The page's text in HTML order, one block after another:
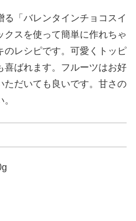
「バレンタインチョコスイ
スを使って簡単に作れちゃ
のレシピです。可愛くトッピ
喜ばれます。フルーツはお好
ただいても良いです。甘さの